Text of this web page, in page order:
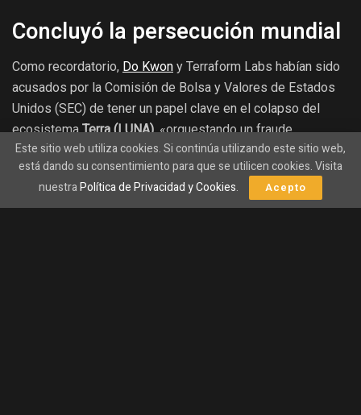
Concluyó la persecución mundial
Como recordatorio, Do Kwon y Terraform Labs habían sido
acusados por la Comisión de Bolsa y Valores de Estados
Unidos (SEC) de tener un papel clave en el colapso del
ecosistemaTerra (LUNA), «orquestando un fraude
multimillonario de valores de criptoactivos que involucra
unastablecoinalgorítmica y otros valores de
criptoactivos.»
Este sitio web utiliza cookies. Si continúa utilizando este sitio web,
está dando su consentimiento para que se utilicen cookies. Visita
nuestraPolítica de Privacidad y Cookies. Acepto